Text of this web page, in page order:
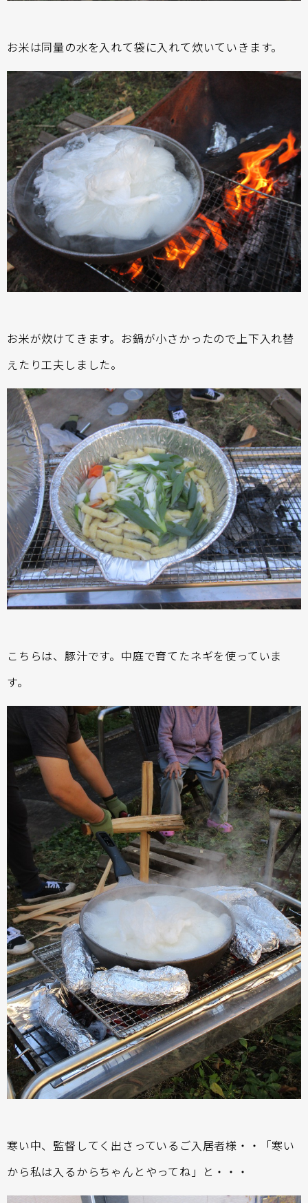
お米は同量の水を入れて袋に入れて炊いていきます。
お米が炊けてきます。お鍋が小さかったので上下入れ替
えたり工夫しました。
こちらは、豚汁です。中庭で育てたネギを使っていま
す。
寒い中、監督してく出さっているご入居者様・・「寒い
から私は入るからちゃんとやってね」と・・・